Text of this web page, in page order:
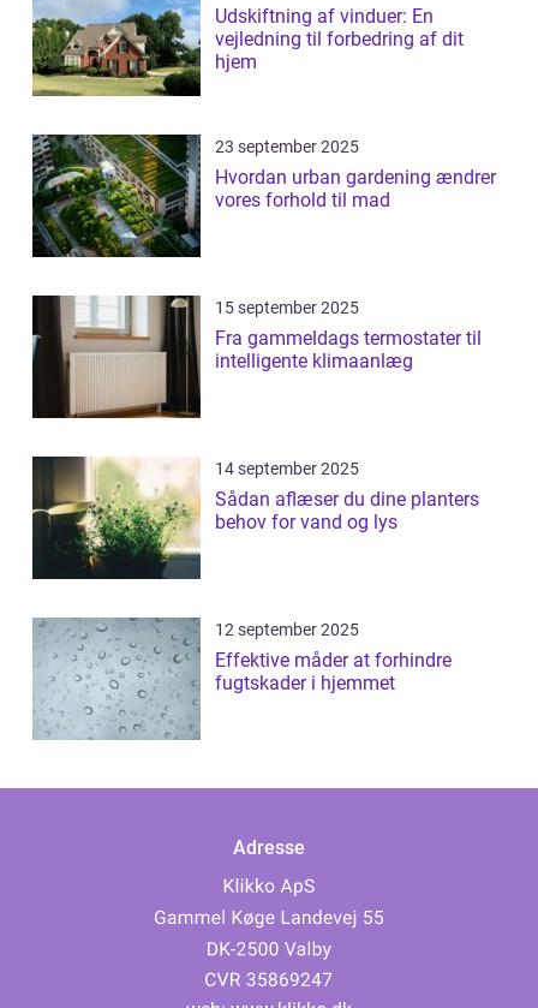
Udskiftning af vinduer: En
vejledning til forbedring af dit
hjem
23 september 2025
Hvordan urban gardening ændrer
vores forhold til mad
15 september 2025
Fra gammeldags termostater til
intelligente klimaanlæg
14 september 2025
Sådan aflæser du dine planters
behov for vand og lys
12 september 2025
Effektive måder at forhindre
fugtskader i hjemmet
Adresse